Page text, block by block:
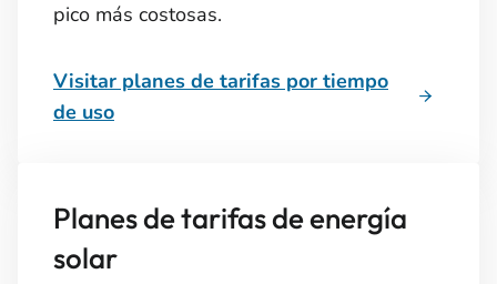
pico más costosas.
Visitar planes de tarifas por tiempo
de uso
Planes de tarifas de energía
solar